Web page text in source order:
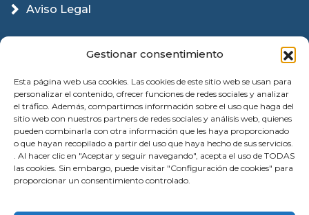
Gestionar consentimiento
Esta página web usa cookies. Las cookies de este sitio web se usan para
personalizar el contenido, ofrecer funciones de redes sociales y analizar
el tráfico. Además, compartimos información sobre el uso que haga del
sitio web con nuestros partners de redes sociales y análisis web, quienes
pueden combinarla con otra información que les haya proporcionado
o que hayan recopilado a partir del uso que haya hecho de sus servicios.
. Al hacer clic en "Aceptar y seguir navegando", acepta el uso de TODAS
las cookies. Sin embargo, puede visitar "Configuración de cookies" para
proporcionar un consentimiento controlado.
Aviso Legal